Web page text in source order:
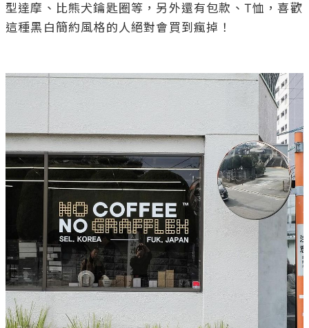
型達摩、比熊犬鑰匙圈等，另外還有包款、T恤，喜歡
這種黑白簡約風格的人絕對會買到瘋掉！